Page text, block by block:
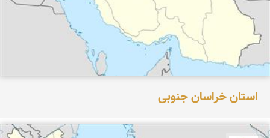
استان خراسان جنوبی